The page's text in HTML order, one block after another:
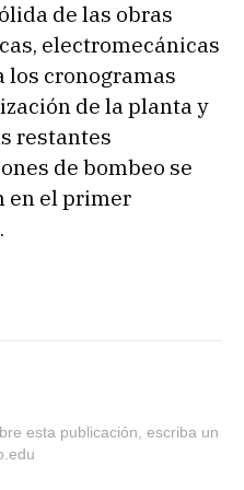
de las obras
electromecánicas
los cronogramas
de la planta y
restantes
de bombeo se
en el primer
esta publicación, escriba un